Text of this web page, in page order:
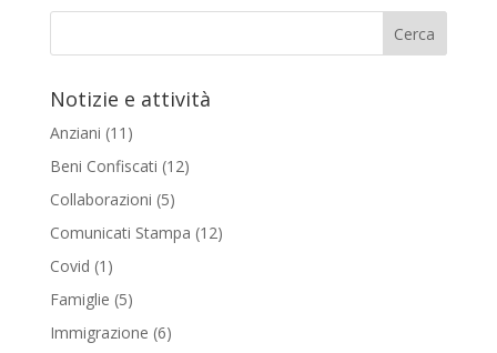
Notizie e attività
Anziani (11)
Beni Confiscati (12)
Collaborazioni (5)
Comunicati Stampa (12)
Covid (1)
Famiglie (5)
Immigrazione (6)